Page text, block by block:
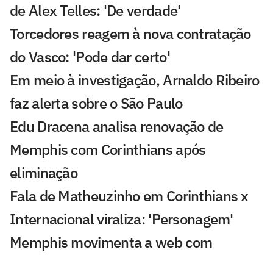
de Alex Telles: 'De verdade'
Torcedores reagem à nova contratação
do Vasco: 'Pode dar certo'
Em meio à investigação, Arnaldo Ribeiro
faz alerta sobre o São Paulo
Edu Dracena analisa renovação de
Memphis com Corinthians após
eliminação
Fala de Matheuzinho em Corinthians x
Internacional viraliza: 'Personagem'
Memphis movimenta a web com